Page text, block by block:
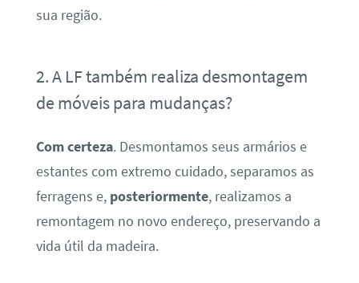
sua região.
2. A LF também realiza desmontagem
de móveis para mudanças?
Com certeza. Desmontamos seus armários e
estantes com extremo cuidado, separamos as
ferragens e, posteriormente, realizamos a
remontagem no novo endereço, preservando a
vida útil da madeira.